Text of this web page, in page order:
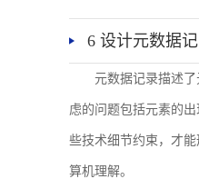
6 设计元数据
元数据记录描述
虑的问题包括元素的
些技术细节约束，才
算机理解。